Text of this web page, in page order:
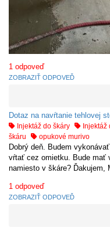
1 odpoveď
ZOBRAZIŤ ODPOVEĎ
Dotaz na navŕtanie tehlovej
Injektáž do škáry Injektáž
škáru
opukové murivo
Dobrý deň. Budem
vŕtať cez omietku. Bude mať
namiesto v škáre? Ďakujem,
1 odpoveď
ZOBRAZIŤ ODPOVEĎ